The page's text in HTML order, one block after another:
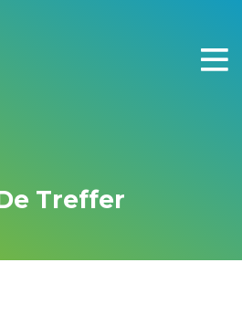
Treffer